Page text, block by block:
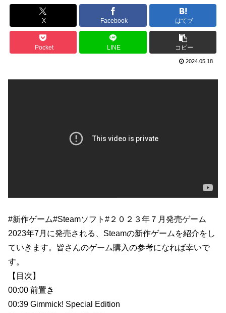
X Facebook はてブ
Pocket LINE コピー
2024.05.18
#新作ゲーム#Steamソフト#２０２３年７月発売ゲーム
2023年7月に発売される、Steamの新作ゲームを紹介をし
ていきます。皆さんのゲーム購入の参考になれば幸いで
す。
【目次】
00:00 前置き
00:39 Gimmick! Special Edition